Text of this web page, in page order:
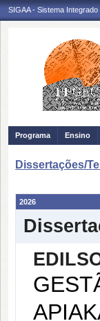
SIGAA - Sistema
Programa Ensino
Dissertações/
2026